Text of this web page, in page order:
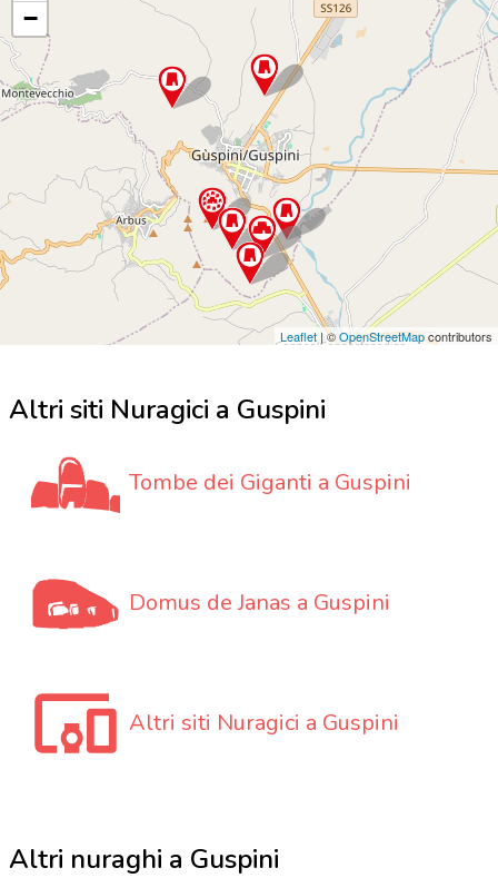
−
Leaflet | ©OpenStreetMapcontributors
Altri siti Nuragici a Guspini
Tombe dei Giganti a Guspini
Domus de Janas a Guspini
Altri siti Nuragici a Guspini
Altri nuraghi a Guspini